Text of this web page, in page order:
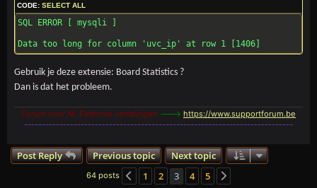
CODE:SELECT ALL
SQL ERROR [ mysqli ]
Data too long for column 'uvc_ip' at row 1 [1406]
Gebruik je deze extensie: Board Statistics ?
Dan is dat het probleem.
Forum voor NL Extensie vertalingen ---> https://www.supportforum.be
----------------------------------------------------------------------------
Post Reply Previous topic Next topic
64 posts Previous
1 2 3 4 5
Next